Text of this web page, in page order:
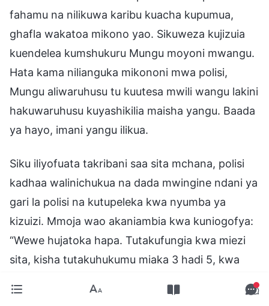
fahamu na nilikuwa karibu kuacha kupumua,
ghafla wakatoa mikono yao. Sikuweza kujizuia
kuendelea kumshukuru Mungu moyoni mwangu.
Hata kama nilianguka mikononi mwa polisi,
Mungu aliwaruhusu tu kuutesa mwili wangu lakini
hakuwaruhusu kuyashikilia maisha yangu. Baada
ya hayo, imani yangu ilikua.
Siku iliyofuata takribani saa sita mchana, polisi
kadhaa walinichukua na dada mwingine ndani ya
gari la polisi na kutupeleka kwa nyumba ya
kizuizi. Mmoja wao akaniambia kwa kuniogofya:
“Wewe hujatoka hapa. Tutakufungia kwa miezi
sita, kisha tutakuhukumu miaka 3 hadi 5, kwa
Mara tu niliposikia kwamba ningehukumiwa,